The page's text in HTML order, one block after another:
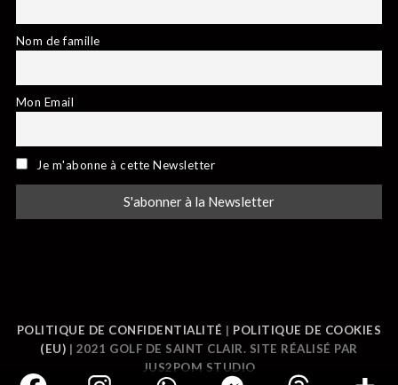
Nom de famille
Mon Email
Je m'abonne à cette Newsletter
POLITIQUE DE CONFIDENTIALITÉ | POLITIQUE DE COOKIES
(EU) | 2021 GOLF DE SAINT CLAIR. SITE RÉALISÉ PAR
JUS2POM STUDIO